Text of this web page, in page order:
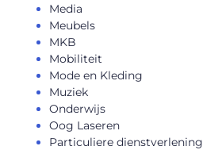
Media
Meubels
MKB
Mobiliteit
Mode en Kleding
Muziek
Onderwijs
Oog Laseren
Particuliere dienstverlening